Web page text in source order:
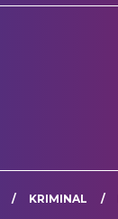
KRIMINAL